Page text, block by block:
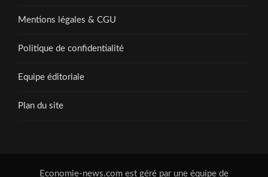
Mentions légales & CGU
Politique de confidentialité
Equipe éditoriale
Plan du site
Economie-news.com est géré par une équipe de